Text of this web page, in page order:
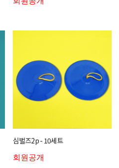
심벌즈2p - 10세트
회원공개